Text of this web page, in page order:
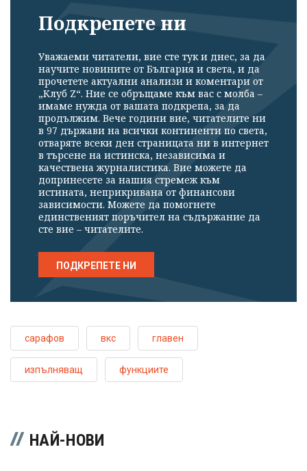
Подкрепете ни
Уважаеми читатели, вие сте тук и днес, за да
научите новините от България и света, и да
прочетете актуални анализи и коментари от
„Клуб Z“. Ние се обръщаме към вас с молба –
имаме нужда от вашата подкрепа, за да
продължим. Вече години вие, читателите ни
в 97 държави на всички континенти по света,
отваряте всеки ден страницата ни в интернет
в търсене на истинска, независима и
качествена журналистика. Вие можете да
допринесете за нашия стремеж към
истината, неприкривана от финансови
зависимости. Можете да помогнете
единственият поръчител на съдържание да
сте вие – читателите.
ПОДКРЕПЕТЕ НИ
сарафов вкс главен
изпълняващ функциите
НАЙ-НОВИ